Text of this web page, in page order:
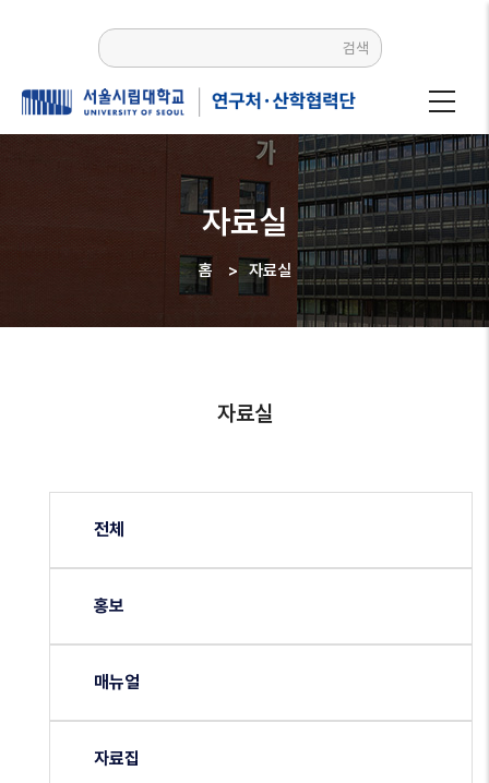
검색
자료실
이동
경로
홈 > 자료실
자료실
전체
홍보
매뉴얼
자료집